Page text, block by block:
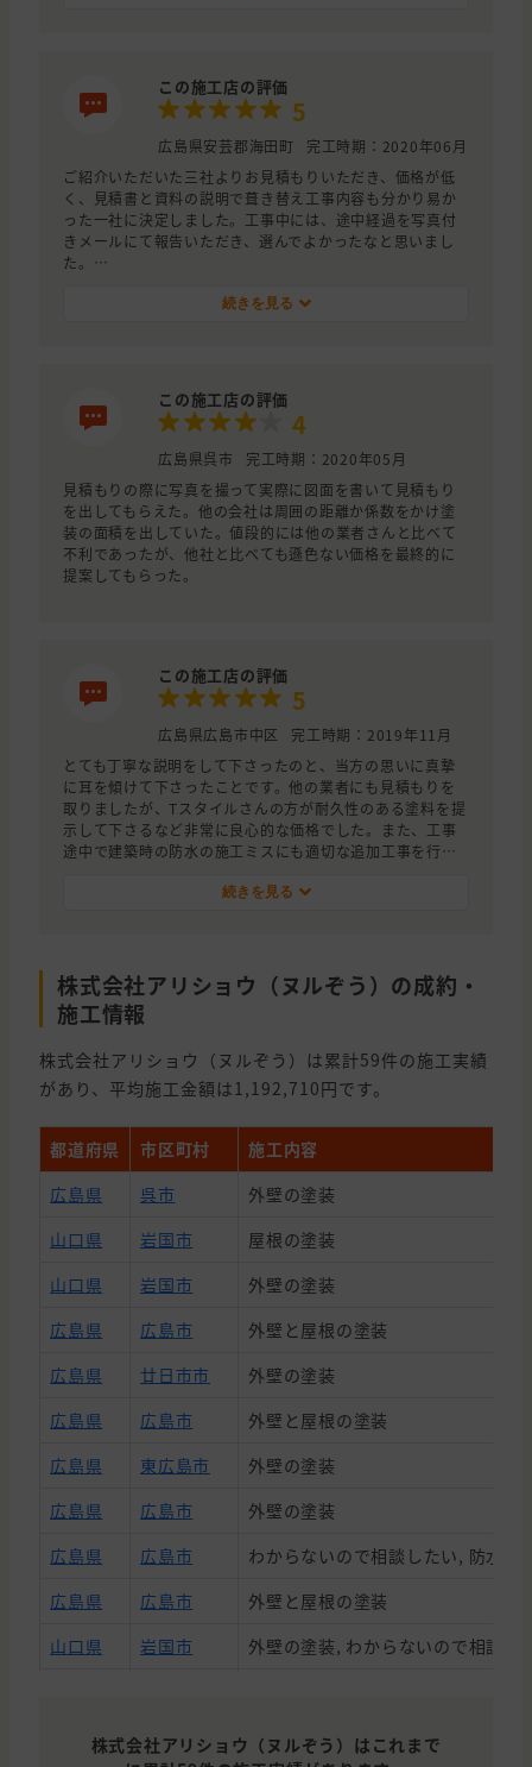
この施工店の評価
5
広島県安芸郡海田町
完工時期：2020年06月
ご紹介いただいた三社よりお見積もりいただき、価格が低
く、見積書と資料の説明で葺き替え工事内容も分かり易か
った一社に決定しました。工事中には、途中経過を写真付
きメールにて報告いただき、選んでよかったなと思いまし
た。
続きを見る
この施工店の評価
4
広島県呉市
完工時期：2020年05月
見積もりの際に写真を撮って実際に図面を書いて見積もり
を出してもらえた。他の会社は周囲の距離か係数をかけ塗
装の面積を出していた。値段的には他の業者さんと比べて
不利であったが、他社と比べても遜色ない価格を最終的に
提案してもらった。
この施工店の評価
5
広島県広島市中区
完工時期：2019年11月
とても丁寧な説明をして下さったのと、当方の思いに真摯
に耳を傾けて下さったことです。他の業者にも見積もりを
取りましたが、Tスタイルさんの方が耐久性のある塗料を提
示して下さるなど非常に良心的な価格でした。また、工事
途中で建築時の防水の施工ミスにも適切な追加工事を行っ
続きを見る
株式会社アリショウ（ヌルぞう）の成約・
施工情報
株式会社アリショウ（ヌルぞう）は累計59件の施工実績
があり、平均施工金額は1,192,710円です。
都道府県 市区町村
施工内容
広島県
呉市
外壁の塗装
山口県
岩国市
屋根の塗装
山口県
岩国市
外壁の塗装
広島県
広島市
外壁と屋根の塗装
広島県
廿日市市
外壁の塗装
広島県
広島市
外壁と屋根の塗装
広島県
東広島市
外壁の塗装
広島県
広島市
外壁の塗装
広島県
広島市
わからないので相談したい, 防水
広島県
広島市
外壁と屋根の塗装
山口県
岩国市
外壁の塗装, わからないので相談し
広島県
広島市 外壁と屋根の塗装
株式会社アリショウ（ヌルぞう）はこれまで